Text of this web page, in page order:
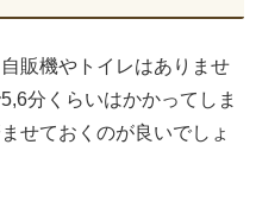
販機やトイレはありませ
分くらいはかかってしま
せておくのが良いでしょ